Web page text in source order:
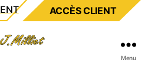
ACCÈS CLIENT
Menu